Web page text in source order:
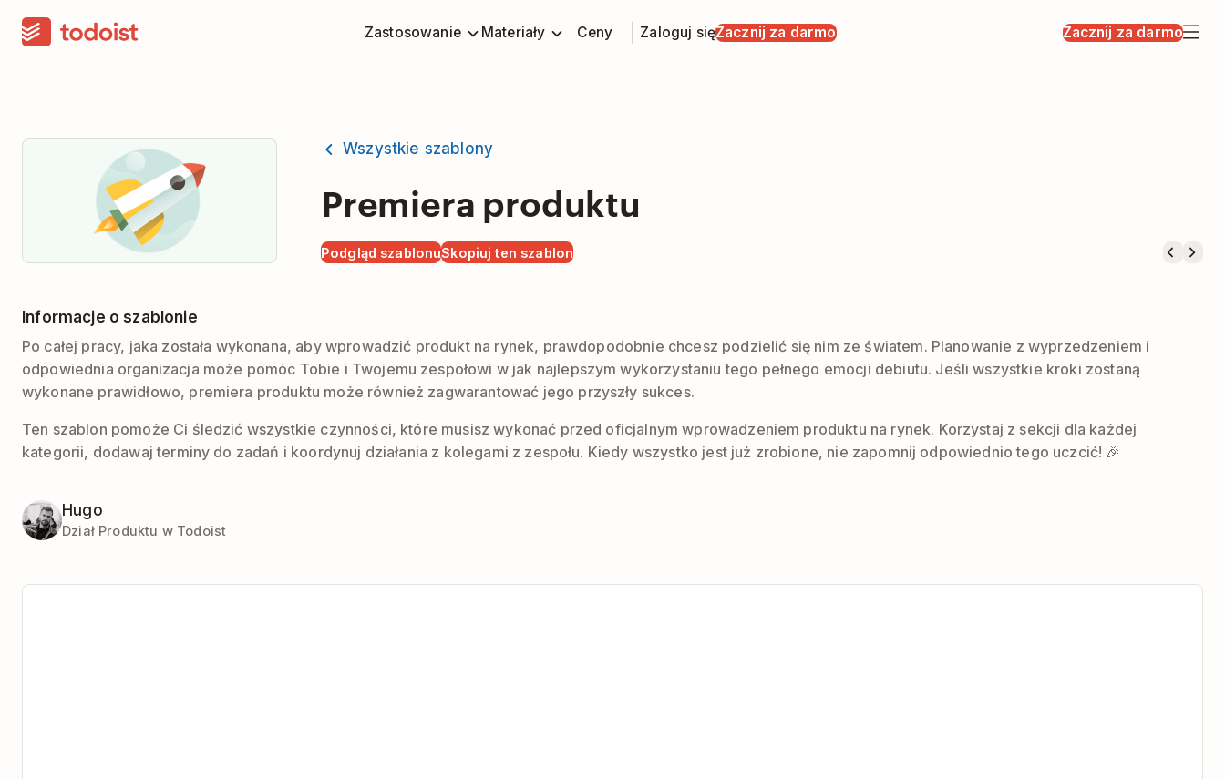
Zastosowanie Materiały Ceny Zaloguj sięZacznij za darmo Zacznij za darmo
Wszystkie szablony
Premiera produktu
Podgląd szablonuSkopiuj ten szablon
Informacje o szablonie
Po całej pracy, jaka została wykonana, aby wprowadzić produkt na rynek, prawdopodobnie chcesz podzielić się nim ze światem. Planowanie z wyprzedzeniem i
odpowiednia organizacja może pomóc Tobie i Twojemu zespołowi w jak najlepszym wykorzystaniu tego pełnego emocji debiutu. Jeśli wszystkie kroki zostaną
wykonane prawidłowo, premiera produktu może również zagwarantować jego przyszły sukces.
Ten szablon pomoże Ci śledzić wszystkie czynności, które musisz wykonać przed oficjalnym wprowadzeniem produktu na rynek. Korzystaj z sekcji dla każdej
kategorii, dodawaj terminy do zadań i koordynuj działania z kolegami z zespołu. Kiedy wszystko jest już zrobione, nie zapomnij odpowiednio tego uczcić! 🎉
Hugo
Dział Produktu w Todoist